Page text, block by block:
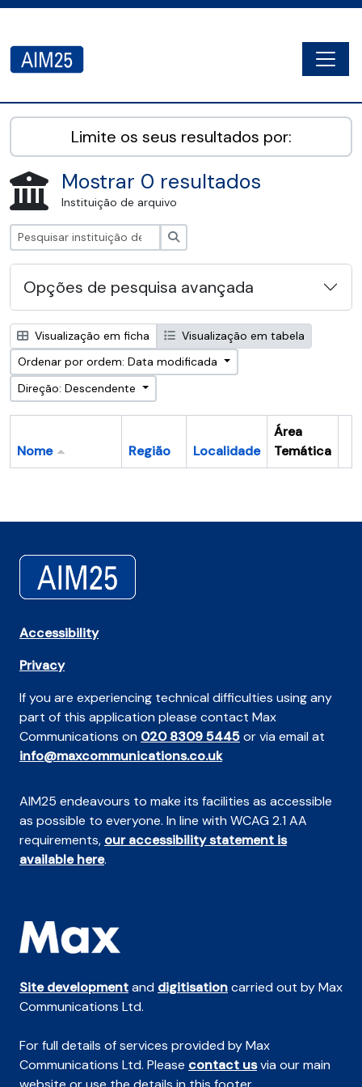
AIM25 - AtoM 2.8.2
Limite os seus resultados por:
Mostrar 0 resultados
Instituição de arquivo
Opções de pesquisa avançada
Visualização em ficha
Visualização em tabela
Ordenar por ordem: Data modificada
Direção: Descendente
Nome Região Localidade
Área
Temática
Accessibility
Privacy
If you are experiencing technical difficulties using any
part of this application please contact Max
Communications on 020 8309 5445or via email at
info@maxcommunications.co.uk
AIM25 endeavours to make its facilities as accessible
as possible to everyone. In line with WCAG 2.1 AA
requirements, our accessibility statement is
available here.
Site developmentand digitisationcarried out by Max
Communications Ltd.
For full details of services provided by Max
Communications Ltd. Please contact usvia our main